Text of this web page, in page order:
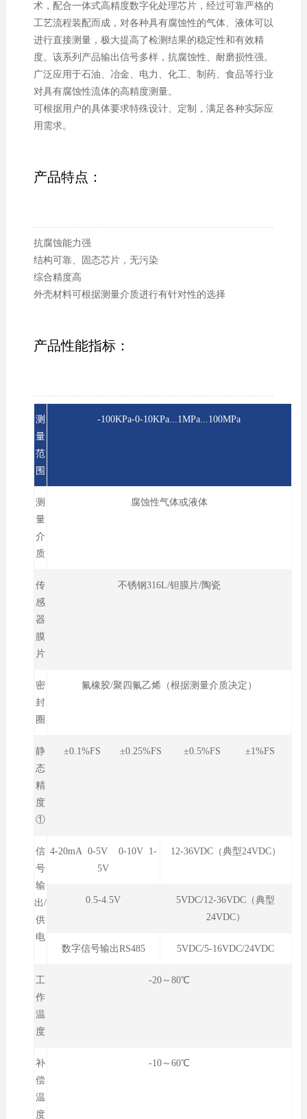
术，配合一体式高精度数字化处理芯片，经过可靠严格的
工艺流程装配而成，对各种具有腐蚀性的气体、液体可以
进行直接测量，极大提高了检测结果的稳定性和有效精
度。该系列产品输出信号多样，抗腐蚀性、耐磨损性强。
广泛应用于石油、冶金、电力、化工、制药、食品等行业
对具有腐蚀性流体的高精度测量。
可根据用户的具体要求特殊设计、定制，满足各种实际应
用需求。
产品特点：
抗腐蚀能力强
结构可靠、固态芯片，无污染
综合精度高
外壳材料可根据测量介质进行有针对性的选择
产品性能指标：
测
量
范
围
-100KPa-0-10KPa...1MPa...100MPa
测
量
介
质
腐蚀性气体或液体
传
感
器
膜
片
不锈钢316L/钽膜片/陶瓷
密
封
圈
氟橡胶/聚四氟乙烯（根据测量介质决定）
静
态
精
度
①
±0.1%FS ±0.25%FS ±0.5%FS ±1%FS
信
号
输
出/
供
电
4-20mA 0-5V 0-10V 1-
5V
12-36VDC（典型24VDC）
0.5-4.5V
5VDC/12-36VDC（典型
24VDC）
数字信号输出RS485 5VDC/5-16VDC/24VDC
工
作
温
度
-20～80℃
补
偿
温
度
-10～60℃